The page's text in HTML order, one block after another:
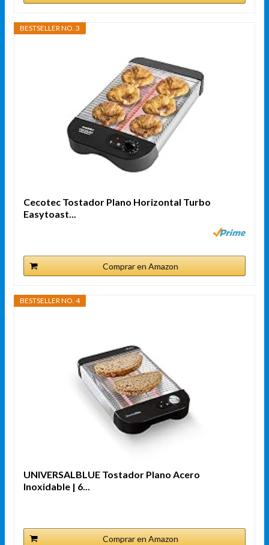
BESTSELLER NO. 3
Cecotec Tostador Plano Horizontal Turbo
Easytoast...
Comprar en Amazon
BESTSELLER NO. 4
UNIVERSALBLUE Tostador Plano Acero
Inoxidable | 6...
Comprar en Amazon